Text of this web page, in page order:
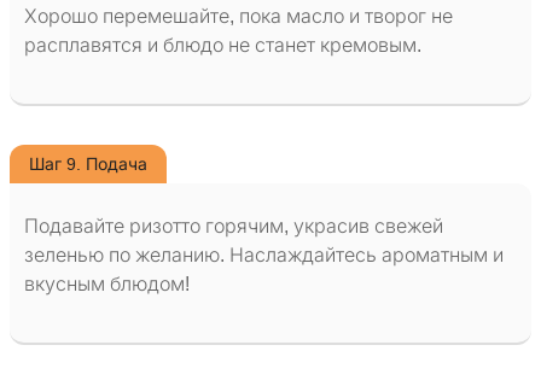
Хорошо перемешайте, пока масло и творог не
расплавятся и блюдо не станет кремовым.
Шаг 9. Подача
Подавайте ризотто горячим, украсив свежей
зеленью по желанию. Наслаждайтесь ароматным и
вкусным блюдом!